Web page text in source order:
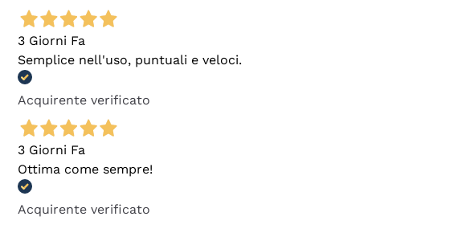
3 Giorni Fa
Semplice nell'uso, puntuali e veloci.
Acquirente verificato
3 Giorni Fa
Ottima come sempre!
Acquirente verificato